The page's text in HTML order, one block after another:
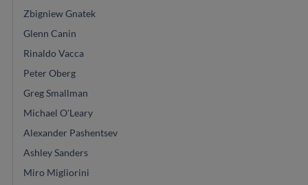
Zbigniew Gnatek
Glenn Canin
Rinaldo Vacca
Peter Oberg
Greg Smallman
Michael O'Leary
Alexander Pashentsev
Ashley Sanders
Miro Migliorini